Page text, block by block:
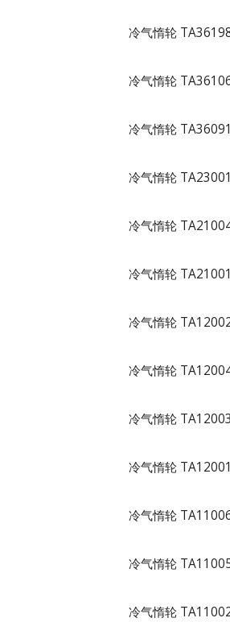
冷气惰轮
冷气惰轮
冷气惰轮 TA36091
冷气惰轮 TA23001
冷气惰轮
冷气惰轮 TA21001
冷气惰轮
冷气惰轮
冷气惰轮 TA12003
冷气惰轮 TA12001
冷气惰轮
冷气惰轮
冷气惰轮